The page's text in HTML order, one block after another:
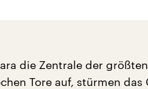
die Zentrale der größten
Tore auf, stürmen das